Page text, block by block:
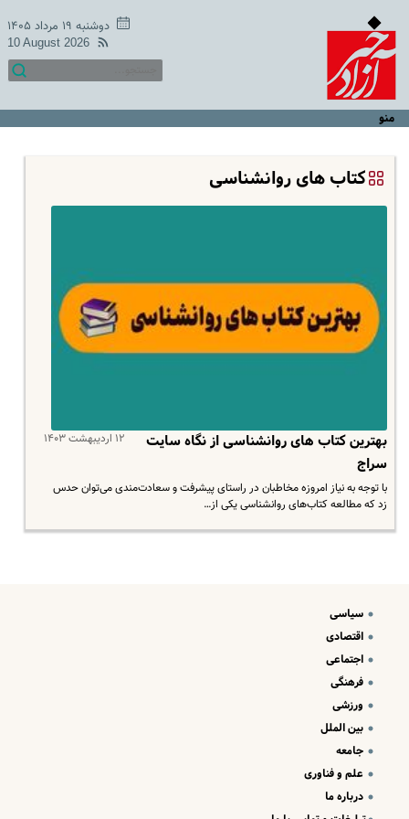
دوشنبه ۱۹ مرداد ۱۴۰۵
10 August 2026
منو
کتاب های روانشناسی
۱۲ اردیبهشت ۱۴۰۳
بهترین کتاب های روانشناسی از نگاه سایت
سراج
با توجه به نیاز امروزه مخاطبان در راستای پیشرفت و سعادت‌مندی می‌توان حدس
زد که مطالعه کتاب‌های روانشناسی یکی از…
سیاسی
اقتصادی
اجتماعی
فرهنگی
ورزشی
بین الملل
جامعه
علم و فناوری
درباره ما